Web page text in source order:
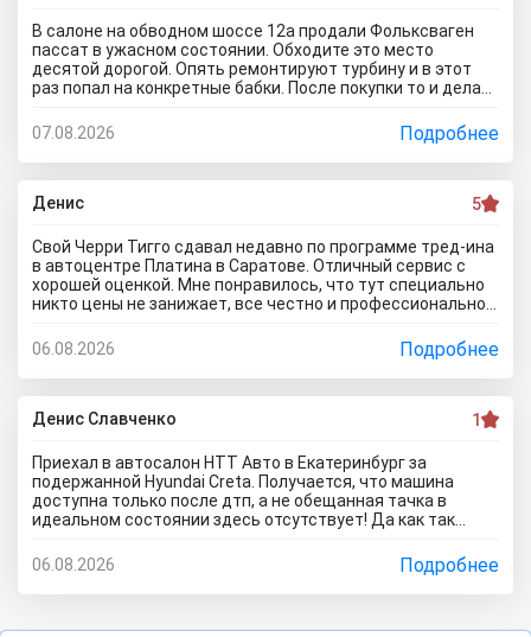
настаивать больше не стал, но очень интересно было, а
если бы я 5 тачек осмотреть захотел, на все 5 договора
бы писали? Бред полнейший..хорошо что в Челябинске
есть куча других автосалонов и этот с лживый автоцентр
можно спокойно объехать стороной.
В салоне на обводном шоссе 12а продали Фольксваген
пассат в ужасном состоянии. Обходите это место
десятой дорогой. Опять ремонтируют турбину и в этот
раз попал на конкретные бабки. После покупки то и делаю,
что все с машиной идеально, а сейчас ничего не могу
сделать по гарантийному ремонту. Аферисты хреновы! Я
когда спрашивают где купить автомобиль в Тольятти
говорю - где угодно но не в автосалоне М-Авто!
07.08.2026 Подробнее
Денис 5
Свой Черри Тигго сдавал недавно по программе тред-ина
в автоцентре Платина в Саратове. Отличный сервис с
хорошей оценкой. Мне понравилось, что тут специально
никто цены не занижает, все честно и профессионально.
предложили подготовку провести тут в салоне. Для
клиента это важно, самому возиться не надо. Сделали
все быстро и поставили нормальную цену. Теперь буду
ждать , пока тачку продадут, не сомневаюсь , что быстро
справятся так как тут работают профессионалы.
06.08.2026 Подробнее
Денис Славченко 1
Приехал в автосалон НТТ Авто в Екатеринбург за
подержанной Hyundai Creta. Получается, что машина
доступна только после дтп, а не обещанная тачка в
идеальном состоянии здесь отсутствует! Да как так
почти не ездила! Я ушел из салона, потому что мне такой
расклад не подходит. Битое авто я могу купить и с рук и
намного дешевле, чем тут... Сожаления только о
если бы я почитал отзывы об автоцентре Нтт авто до
06.08.2026 Подробнее